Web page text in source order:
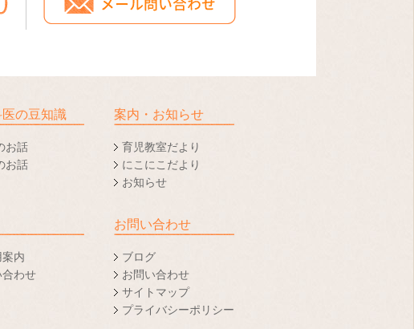
の豆知識
お話
お話
案内・お知らせ
育児教室だより
にこにこだより
お知らせ
案内
合わせ
お問い合わせ
ブログ
お問い合わせ
サイトマップ
プライバシーポリシー